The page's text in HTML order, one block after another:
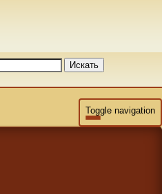
Искать
Toggle navigation